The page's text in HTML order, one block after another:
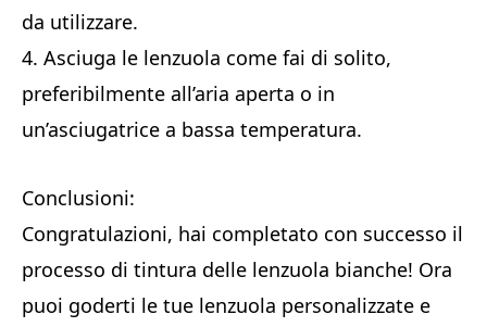
da utilizzare.
4. Asciuga le lenzuola come fai di solito,
preferibilmente all’aria aperta o in
un’asciugatrice a bassa temperatura.
Conclusioni:
Congratulazioni, hai completato con successo il
processo di tintura delle lenzuola bianche! Ora
puoi goderti le tue lenzuola personalizzate e